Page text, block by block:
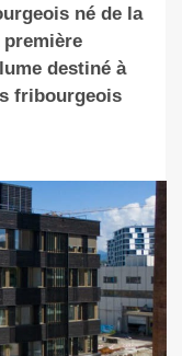
né de la
destiné à
fribourgeois